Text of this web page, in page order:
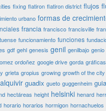
fixing flatiron flatiron district flujos
urbano formas de
francia francisco francisville
funcionamiento funciones
gdf gehl genesis genil genilbajo genio
ordoñez google drive gorda gráficas
grieta gropius growing growth of the city
guadix gueto guggenheim
hectáreas height helsinki henard
horario horarios hormigon hornachuelos